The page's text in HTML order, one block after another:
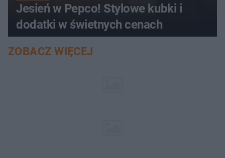
Jesień w Pepco! Stylowe kubki i
dodatki w świetnych cenach
ZOBACZ WIĘCEJ